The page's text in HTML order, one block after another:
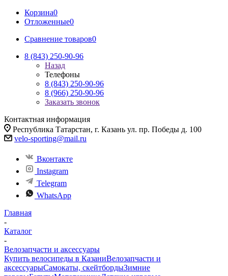
Корзина0
Отложенные0
Сравнение товаров0
8 (843) 250-90-96
Назад
Телефоны
8 (843) 250-90-96
8 (966) 250-90-96
Заказать звонок
Контактная информация
Республика Татарстан, г. Казань ул. пр. Победы д. 100
velo-sporting@mail.ru
Вконтакте
Instagram
Telegram
WhatsApp
Главная
-
Каталог
-
Велозапчасти и аксессуары
Купить велосипеды в КазаниВелозапчасти и
аксессуарыСамокаты, скейтбордыЗимние